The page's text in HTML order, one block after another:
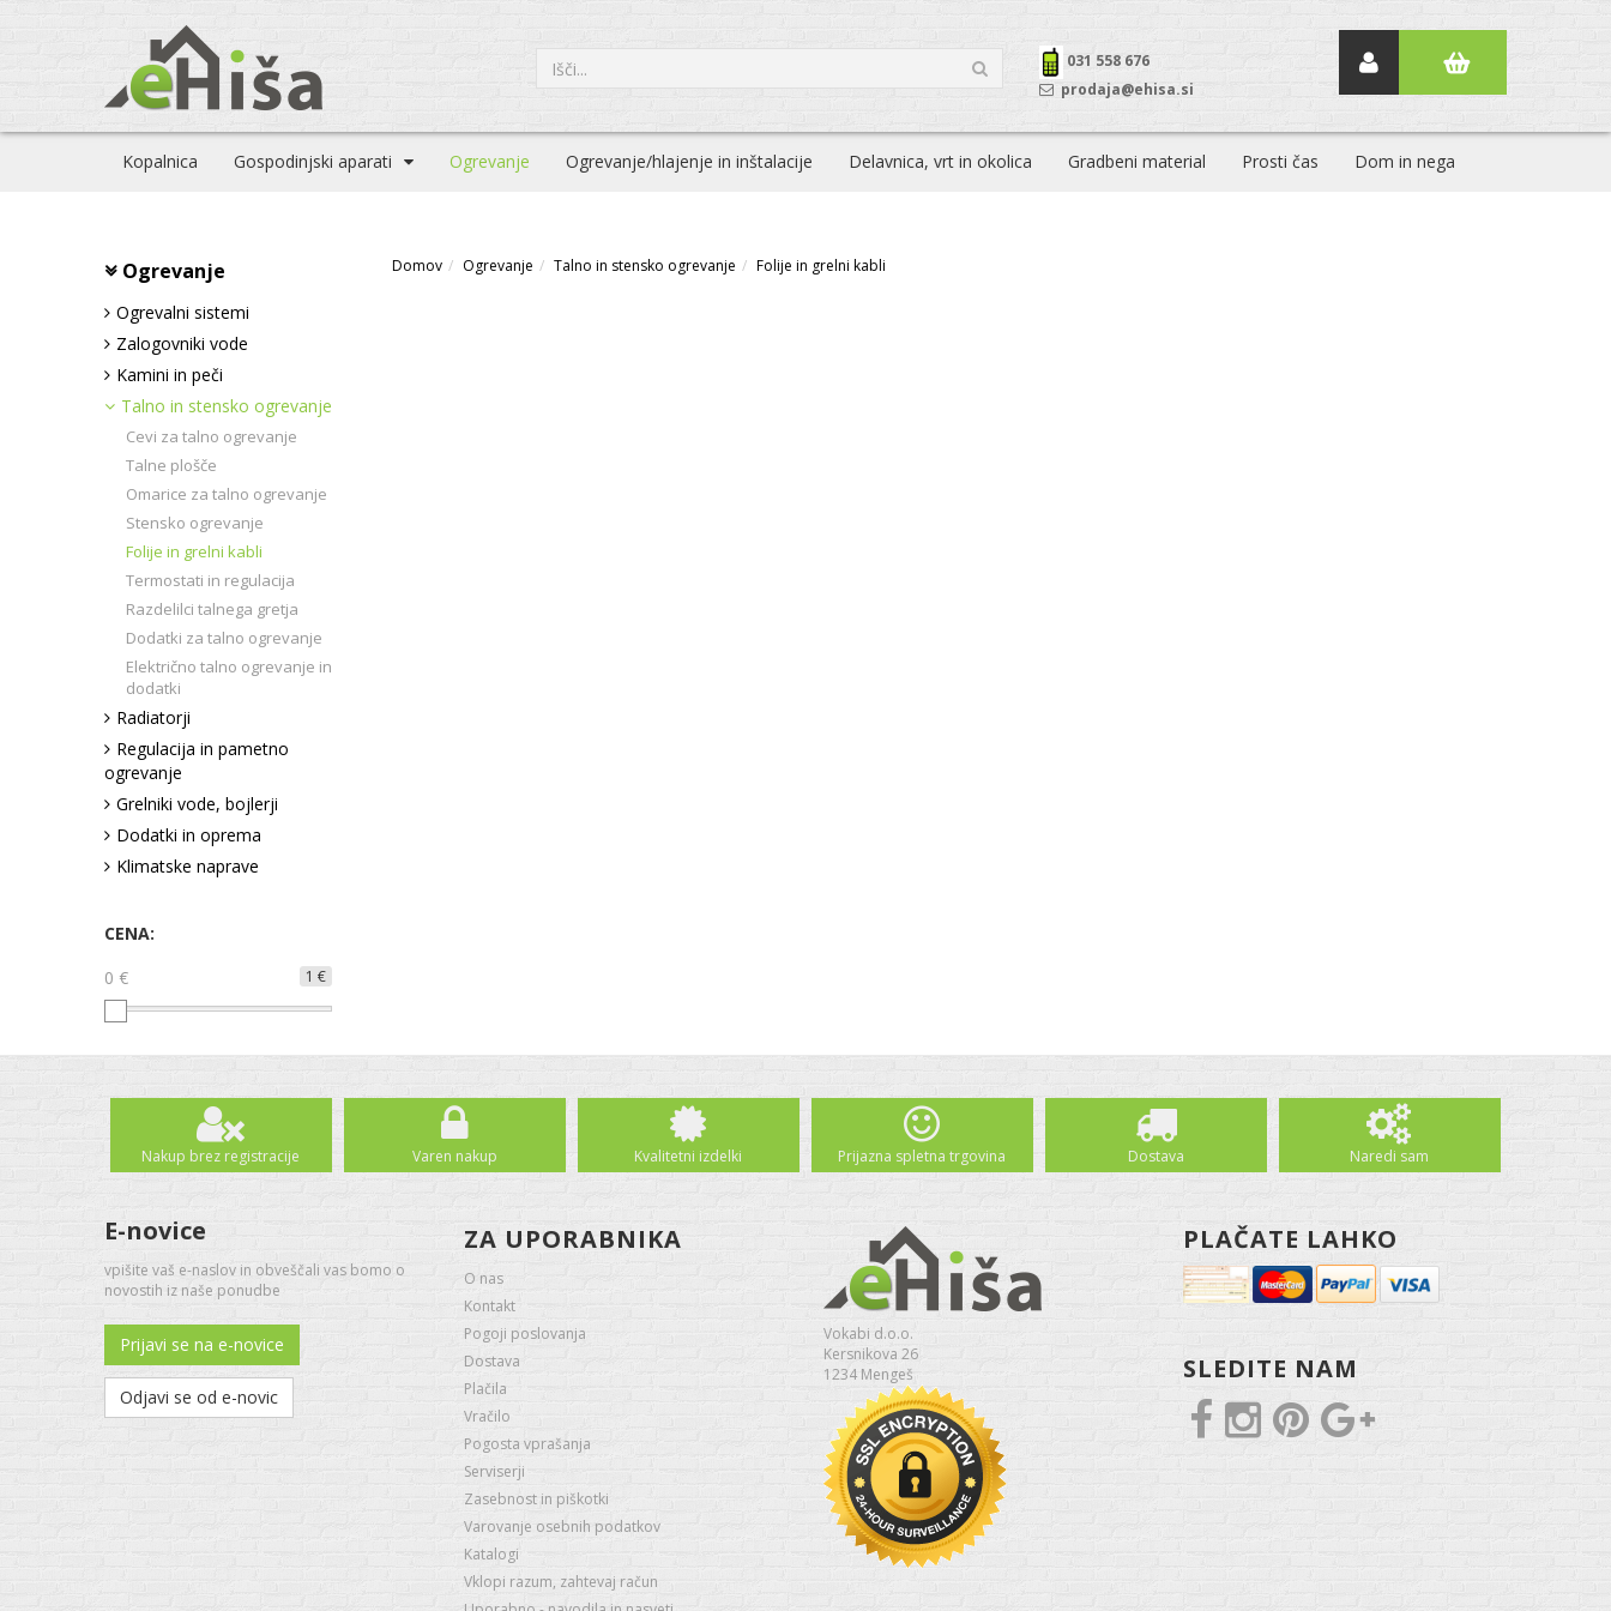
031 558 676
prodaja@ehisa.si
Kopalnica Gospodinjski aparati Ogrevanje Ogrevanje/hlajenje in inštalacije Delavnica, vrt in okolica Gradbeni material Prosti čas Dom in nega
Ogrevanje
Ogrevalni sistemi
Zalogovniki vode
Kamini in peči
Talno in stensko ogrevanje
Cevi za talno ogrevanje
Talne plošče
Omarice za talno ogrevanje
Stensko ogrevanje
Folije in grelni kabli
Termostati in regulacija
Razdelilci talnega gretja
Dodatki za talno ogrevanje
Električno talno ogrevanje in
dodatki
Radiatorji
Regulacija in pametno
ogrevanje
Grelniki vode, bojlerji
Dodatki in oprema
Klimatske naprave
CENA:
1 €
0 €
Domov Ogrevanje Talno in stensko ogrevanje Folije in grelni kabli
Nakup brez registracije Varen nakup Kvalitetni izdelki Prijazna spletna trgovina Dostava Naredi sam
E-novice
vpišite vaš e-naslov in obveščali vas bomo o
novostih iz naše ponudbe
Prijavi se na e-novice
Odjavi se od e-novic
ZA UPORABNIKA
O nas
Kontakt
Pogoji poslovanja
Dostava
Plačila
Vračilo
Pogosta vprašanja
Serviserji
Zasebnost in piškotki
Varovanje osebnih podatkov
Katalogi
Vklopi razum, zahtevaj račun
Vokabi d.o.o.
Kersnikova 26
1234 Mengeš
PLAČATE LAHKO
SLEDITE NAM